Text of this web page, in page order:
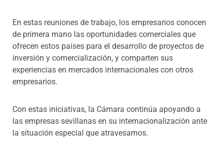
En estas reuniones de trabajo, los empresarios conocen
de primera mano las oportunidades comerciales que
ofrecen estos países para el desarrollo de proyectos de
inversión y comercialización, y comparten sus
experiencias en mercados internacionales con otros
empresarios.
Con estas iniciativas, la Cámara continúa apoyando a
las empresas sevillanas en su internacionalización ante
la situación especial que atravesamos.